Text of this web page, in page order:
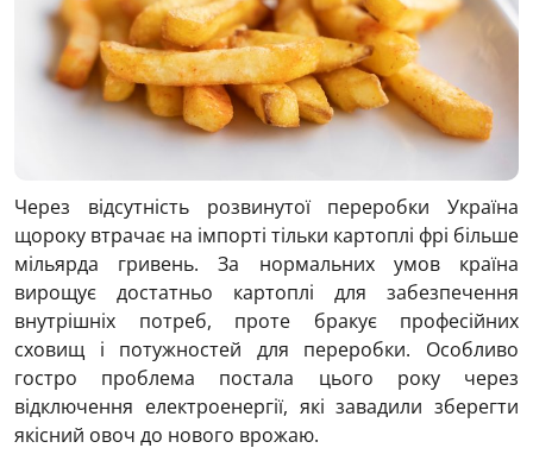
Через відсутність розвинутої переробки Україна
щороку втрачає на імпорті тільки картоплі фрі більше
мільярда гривень. За нормальних умов країна
вирощує достатньо картоплі для забезпечення
внутрішніх потреб, проте бракує професійних
сховищ і потужностей для переробки. Особливо
гостро проблема постала цього року через
відключення електроенергії, які завадили зберегти
якісний овоч до нового врожаю.